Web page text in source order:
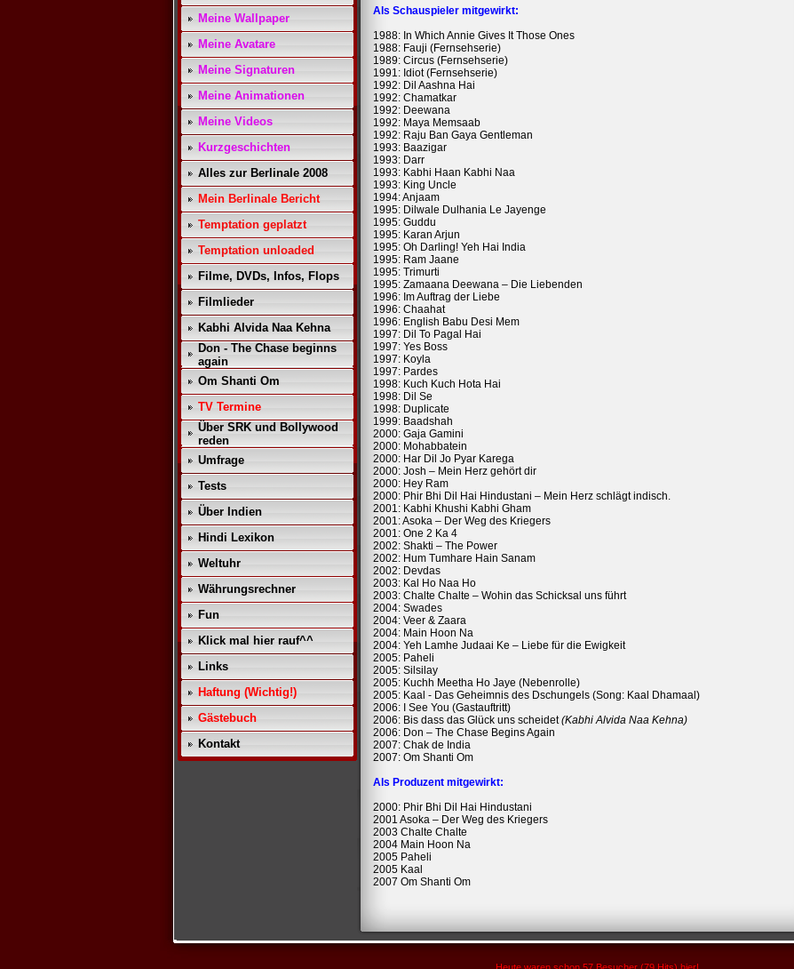
Meine Wallpaper
Meine Avatare
Meine Signaturen
Meine Animationen
Meine Videos
Kurzgeschichten
Alles zur Berlinale 2008
Mein Berlinale Bericht
Temptation geplatzt
Temptation unloaded
Filme, DVDs, Infos, Flops
Filmlieder
Kabhi Alvida Naa Kehna
Don - The Chase beginns
again
Om Shanti Om
TV Termine
Über SRK und Bollywood
reden
Umfrage
Tests
Über Indien
Hindi Lexikon
Weltuhr
Währungsrechner
Fun
Klick mal hier rauf^^
Links
Haftung (Wichtig!)
Gästebuch
Kontakt
Als Schauspieler mitgewirkt:
1988: In Which Annie Gives It Those Ones
1988: Fauji (Fernsehserie)
1989: Circus (Fernsehserie)
1991: Idiot (Fernsehserie)
1992: Dil Aashna Hai
1992: Chamatkar
1992: Deewana
1992: Maya Memsaab
1992: Raju Ban Gaya Gentleman
1993: Baazigar
1993: Darr
1993: Kabhi Haan Kabhi Naa
1993: King Uncle
1994: Anjaam
1995: Dilwale Dulhania Le Jayenge
1995: Guddu
1995: Karan Arjun
1995: Oh Darling! Yeh Hai India
1995: Ram Jaane
1995: Trimurti
1995: Zamaana Deewana – Die Liebenden
1996: Im Auftrag der Liebe
1996: Chaahat
1996: English Babu Desi Mem
1997: Dil To Pagal Hai
1997: Yes Boss
1997: Koyla
1997: Pardes
1998: Kuch Kuch Hota Hai
1998: Dil Se
1998: Duplicate
1999: Baadshah
2000: Gaja Gamini
2000: Mohabbatein
2000: Har Dil Jo Pyar Karega
2000: Josh – Mein Herz gehört dir
2000: Hey Ram
2000: Phir Bhi Dil Hai Hindustani – Mein Herz schlägt indisch.
2001: Kabhi Khushi Kabhi Gham
2001: Asoka – Der Weg des Kriegers
2001: One 2 Ka 4
2002: Shakti – The Power
2002: Hum Tumhare Hain Sanam
2002: Devdas
2003: Kal Ho Naa Ho
2003: Chalte Chalte – Wohin das Schicksal uns führt
2004: Swades
2004: Veer & Zaara
2004: Main Hoon Na
2004: Yeh Lamhe Judaai Ke – Liebe für die Ewigkeit
2005: Paheli
2005: Silsilay
2005: Kuchh Meetha Ho Jaye (Nebenrolle)
2005: Kaal - Das Geheimnis des Dschungels (Song: Kaal Dhamaal)
2006:
I See You (Gastauftritt)
2006: Bis dass das Glück uns scheidet(Kabhi Alvida Naa Kehna)
2006: Don – The Chase Begins Again
2007: Chak de India
2007: Om Shanti Om
Als Produzent mitgewirkt:
2000: Phir Bhi Dil Hai Hindustani
2001 Asoka – Der Weg des Kriegers
2003 Chalte Chalte
2004 Main Hoon Na
2005 Paheli
2005 Kaal
2007 Om Shanti Om